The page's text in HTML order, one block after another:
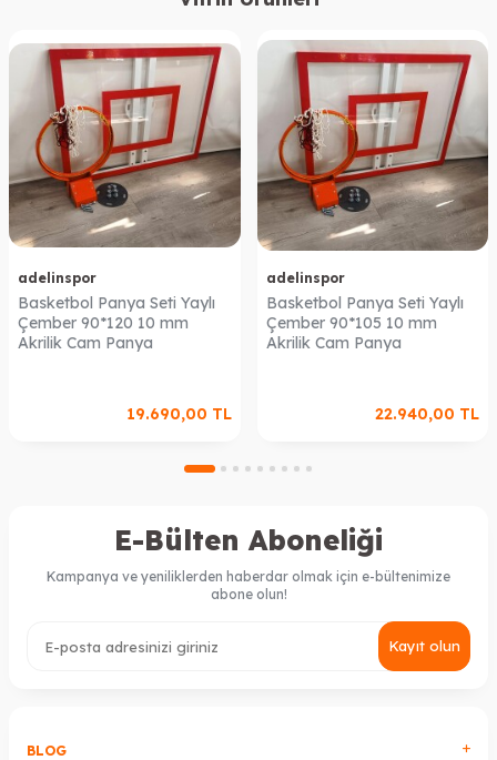
adelinspor
Basketbol Panya Seti Yaylı
Çember 90*120 10 mm
Akrilik Cam Panya
19.690,00 TL
adelinspor
Basketbol Panya Seti Yaylı
Çember 90*105 10 mm
Akrilik Cam Panya
22.940,00 TL
E-Bülten Aboneliği
Kampanya ve yeniliklerden haberdar olmak için e-bültenimize
abone olun!
Kayıt olun
BLOG